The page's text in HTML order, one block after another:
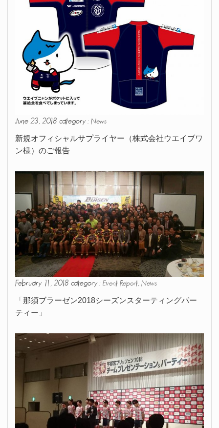
June 23, 2018 category : News
新規オフィシャルサプライヤー（株式会社ウエイブワ
ン様）のご報告
February 11, 2018 category : Event Report News
「那須ブラーゼン2018シーズンスターティングパー
ティー」